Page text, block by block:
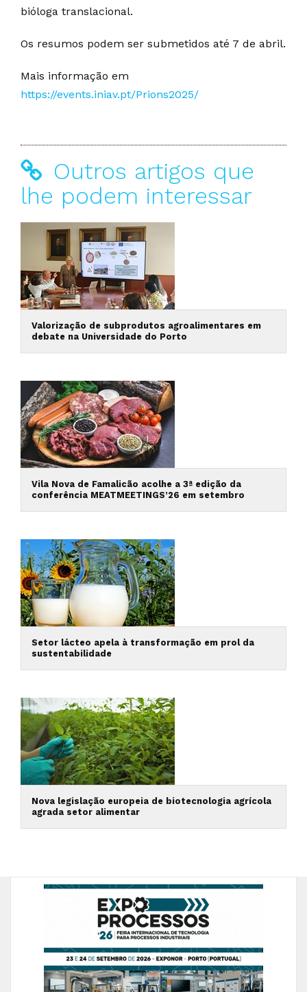
bióloga translacional.
Os resumos podem ser submetidos até 7 de abril.
Mais informação em
https://events.iniav.pt/Prions2025/
Outros artigos que
lhe podem interessar
Valorização de subprodutos agroalimentares em
debate na Universidade do Porto
Vila Nova de Famalicão acolhe a 3ª edição da
conferência MEATMEETINGS’26 em setembro
Setor lácteo apela à transformação em prol da
sustentabilidade
Nova legislação europeia de biotecnologia agrícola
agrada setor alimentar